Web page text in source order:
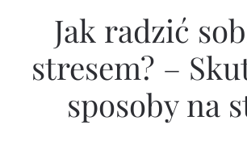
Jak radzić
stresem? –
sposoby na